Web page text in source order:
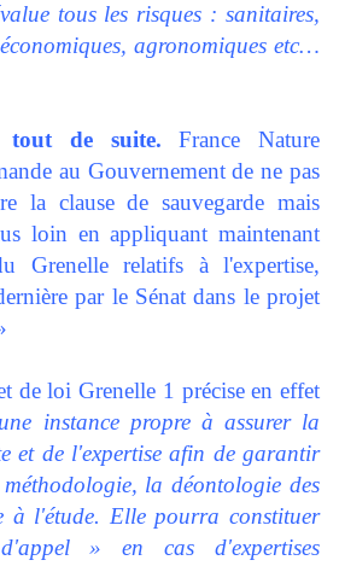
tous les risques : sanitaires,
agronomiques etc…
de suite. France Nature
au Gouvernement de ne pas
la clause de sauvegarde mais
loin en appliquant maintenant
Grenelle relatifs à l'expertise,
par le Sénat dans le projet
de loi Grenelle 1 précise en effet
instance propre à assurer la
et de l'expertise afin de garantir
la déontologie des
à l'étude. Elle pourra constituer
» en cas d'expertises